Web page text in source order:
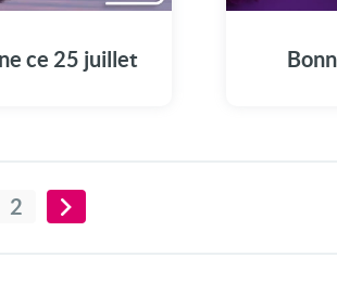
ce 25 juillet
2